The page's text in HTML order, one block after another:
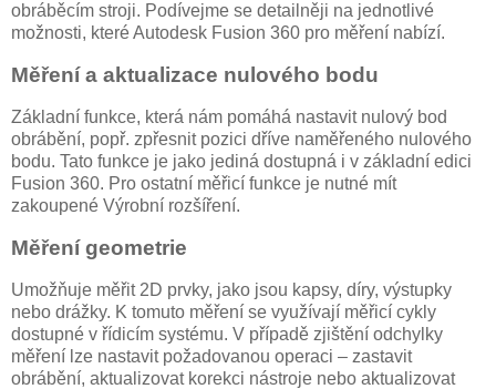
obráběcím stroji. Podívejme se detailněji na jednotlivé
možnosti, které Autodesk Fusion 360 pro měření nabízí.
Měření a aktualizace nulového bodu
Základní funkce, která nám pomáhá nastavit nulový bod
obrábění, popř. zpřesnit pozici dříve naměřeného nulového
bodu. Tato funkce je jako jediná dostupná i v základní edici
Fusion 360. Pro ostatní měřicí funkce je nutné mít
zakoupené Výrobní rozšíření.
Měření geometrie
Umožňuje měřit 2D prvky, jako jsou kapsy, díry, výstupky
nebo drážky. K tomuto měření se využívají měřicí cykly
dostupné v řídicím systému. V případě zjištění odchylky
měření lze nastavit požadovanou operaci – zastavit
obrábění, aktualizovat korekci nástroje nebo aktualizovat